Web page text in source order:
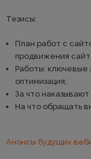
Тезисы:
План работ с
продвижения
Работы: ключевые
оптимизация;
За что
На что обращать
Анонсы будущих